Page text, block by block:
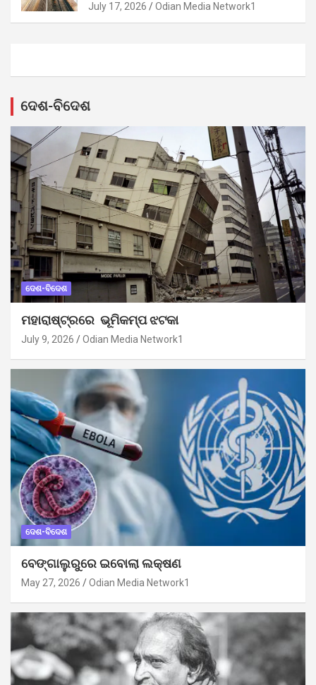
July 17, 2026 Odian Media Network1
ଦେଶ-ବିଦେଶ
ଦେଶ-ବିଦେଶ
ମହାରାଷ୍ଟ୍ରରେ ଭୂମିକମ୍ପ ଝଟକା
July 9, 2026 Odian Media Network1
ଦେଶ-ବିଦେଶ
ବେଙ୍ଗାଲୁରୁରେ ଇବୋଲା ଲକ୍ଷଣ
May 27, 2026 Odian Media Network1